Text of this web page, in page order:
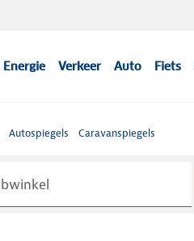
Energie Verkeer Auto Fiets
Autospiegels Caravanspiegels